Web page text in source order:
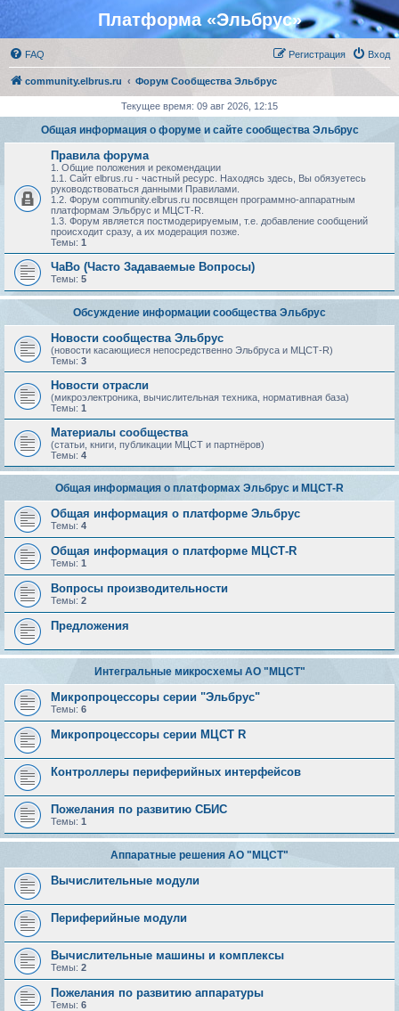
Платформа «Эльбрус»
FAQ Вход
Регистрация
community.elbrus.ru Форум Сообщества Эльбрус
Текущее время: 09 авг 2026, 12:15
Общая информация о форуме и сайте сообщества Эльбрус
Правила форума
1. Общие положения и рекомендации
1.1. Сайт elbrus.ru - частный ресурс. Находясь здесь, Вы обязуетесь
руководствоваться данными Правилами.
1.2. Форум community.elbrus.ru посвящен программно-аппаратным
платформам Эльбрус и МЦСТ-R.
1.3. Форум является постмодерируемым, т.е. добавление сообщений
происходит сразу, а их модерация позже.
Темы: 1
ЧаВо (Часто Задаваемые Вопросы)
Темы: 5
Обсуждение информации сообщества Эльбрус
Новости сообщества Эльбрус
(новости касающиеся непосредственно Эльбруса и МЦСТ-R)
Темы: 3
Новости отрасли
(микроэлектроника, вычислительная техника, нормативная база)
Темы: 1
Материалы сообщества
(статьи, книги, публикации МЦСТ и партнёров)
Темы: 4
Общая информация о платформах Эльбрус и МЦСТ-R
Общая информация о платформе Эльбрус
Темы: 4
Общая информация о платформе МЦСТ-R
Темы: 1
Вопросы производительности
Темы: 2
Предложения
Интегральные микросхемы АО "МЦСТ"
Микропроцессоры серии "Эльбрус"
Темы: 6
Микропроцессоры серии МЦСТ R
Контроллеры периферийных интерфейсов
Пожелания по развитию СБИС
Темы: 1
Аппаратные решения АО "МЦСТ"
Вычислительные модули
Периферийные модули
Вычислительные машины и комплексы
Темы: 2
Пожелания по развитию аппаратуры
Темы: 6